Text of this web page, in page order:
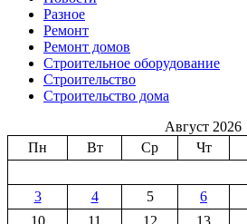
Разное
Ремонт
Ремонт домов
Строительное оборудование
Строительство
Строительство дома
Август 2026
Пн
Вт Ср Чт
3
4 5 6
10
11 12 13